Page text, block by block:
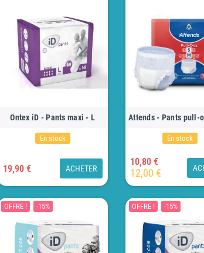
Ontex iD - Pants maxi - L
En stock
19,90 € ACHETER
Attends - Pants pull-
En stock
10,80 €
12,00 €
OFFRE ! -15% OFFRE ! -15%